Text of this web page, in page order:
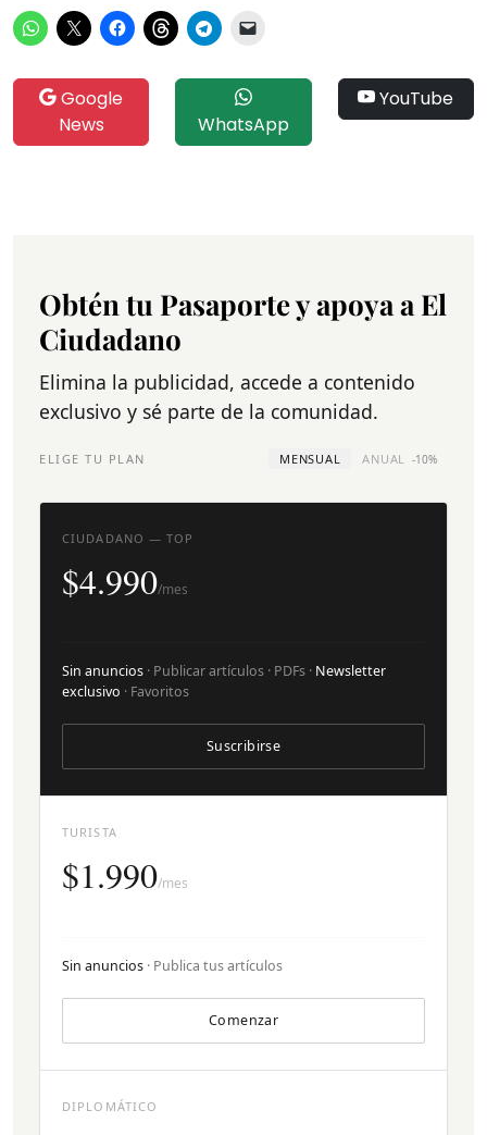
Google
News
WhatsApp
YouTube
Obtén tu Pasaporte y apoya a El
Ciudadano
Elimina la publicidad, accede a contenido
exclusivo y sé parte de la comunidad.
ELIGE TU PLAN MENSUAL ANUAL -10%
TURISTA
$1.990/mes
Sin anuncios · Publica tus artículos
Comenzar
CIUDADANO — TOP
$4.990/mes
Sin anuncios · Publicar artículos · PDFs · Newsletter
exclusivo · Favoritos
Suscribirse
DIPLOMÁTICO